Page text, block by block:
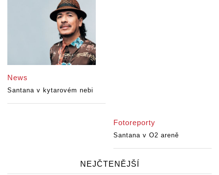
News
Santana v kytarovém nebi
Fotoreporty
Santana v O2 areně
NEJČTENĚJŠÍ